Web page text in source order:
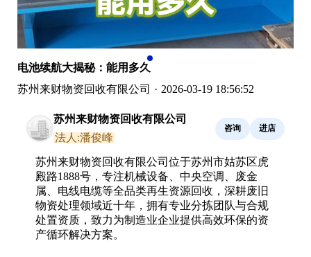
电池续航大揭秘：能用多久
苏州来财物资回收有限公司 · 2026-03-19 18:56:52
苏州来财物资回收有限公司
法人:潘俊峰
咨询 进店
苏州来财物资回收有限公司位于苏州市姑苏区虎
殿路1888号，专注机械设备、中央空调、废金
属、电线电缆等全品类再生资源回收，深耕废旧
物资处理领域近十年，拥有专业分拣团队与合规
处置资质，致力为制造业企业提供高效环保的资
产循环解决方案。